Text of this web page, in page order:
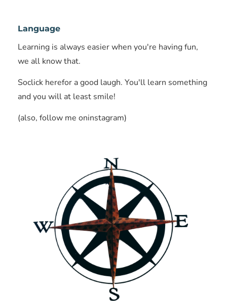
Language
Learning is always easier when you're having fun,
we all know that.
Soclick herefor a good laugh. You'll learn something
and you will at least smile!
(also, follow me oninstagram)